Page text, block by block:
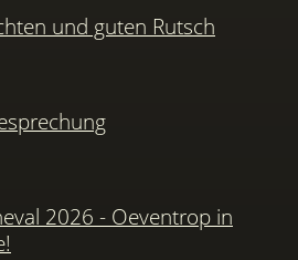
und guten Rutsch
2026 - Oeventrop in